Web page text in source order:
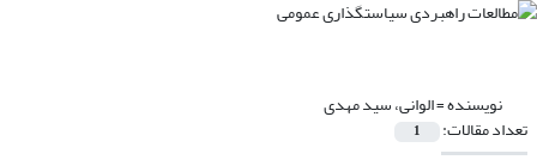
نویسنده =الوانی، سید مهدی
تعداد مقالات: 1